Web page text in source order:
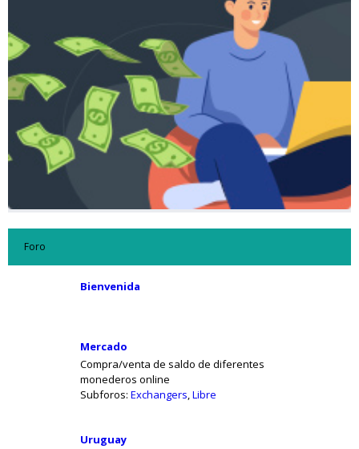
Foro
Bienvenida
Mercado
Compra/venta de saldo de diferentes
monederos online
Subforos: Exchangers,Libre
Uruguay